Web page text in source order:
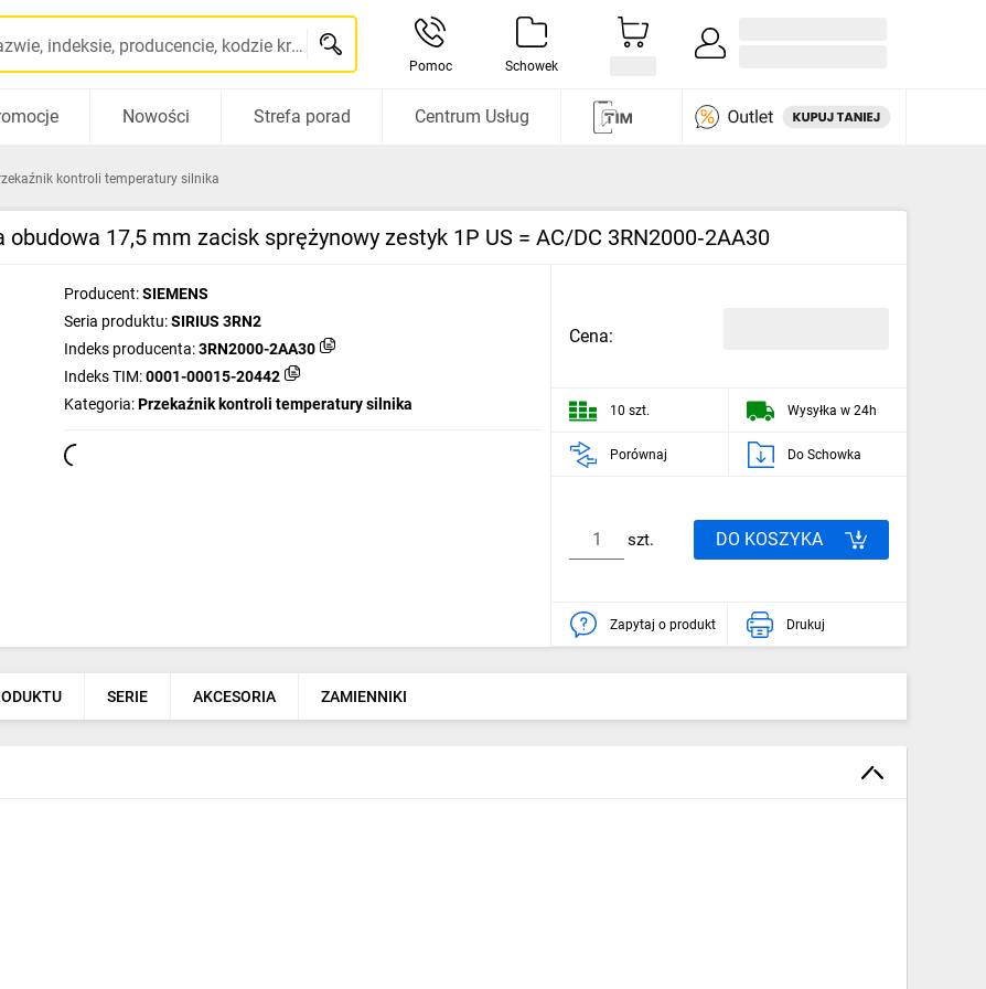
Szukaj po nazwie, indeksie, producencie, kodzie kreskowym...
Pomoc Schowek
Nowości Strefa porad Centrum Usług
kontroli temperatury silnika
17,5 mm zacisk sprężynowy zestyk 1P US = AC/DC 3RN2000‑2AA30
Producent:SIEMENS
Seria produktu:SIRIUS 3RN2
Indeks producenta:3RN2000-2AA30
Indeks TIM:0001-00015-20442
Kategoria:Przekaźnik kontroli temperatury silnika
Cena:
10 szt. Wysyłka w 24h
Porównaj Do Schowka
szt. DO KOSZYKA
Zapytaj o produkt Drukuj
SERIE AKCESORIA ZAMIENNIKI